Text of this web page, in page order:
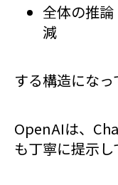
全体の推
減
する構造になっ
OpenAIは、
も丁寧に提示し